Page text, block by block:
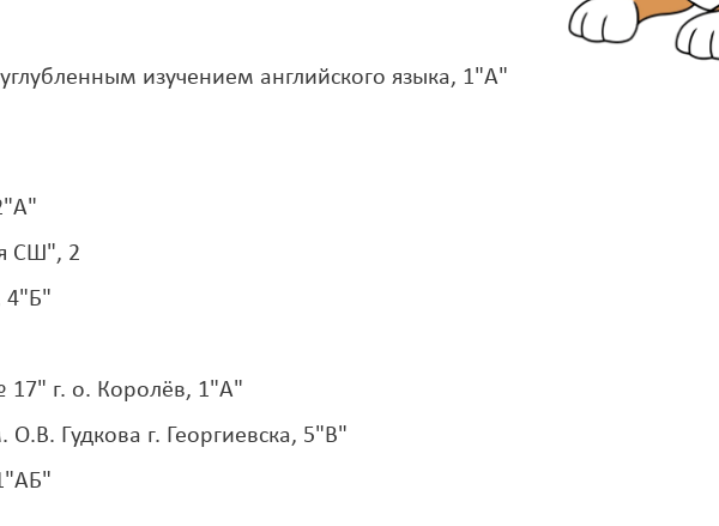
изучением английского языка, 1"А"
СШ", 2
г. о. Королёв, 1"А"
Гудкова г. Георгиевска, 5"В"